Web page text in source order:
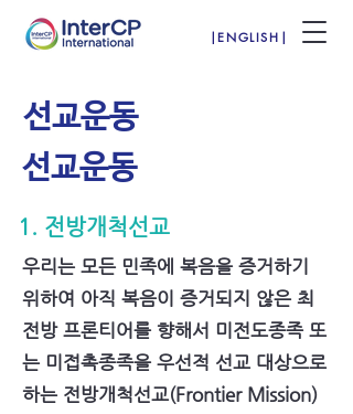
|ENGLISH|
선교운동
선교운동
1. 전방개척선교
우리는 모든 민족에 복음을 증거하기
위하여 아직 복음이 증거되지 않은 최
전방 프론티어를 향해서 미전도종족 또
는 미접촉종족을 우선적 선교 대상으로
하는 전방개척선교(Frontier Mission)